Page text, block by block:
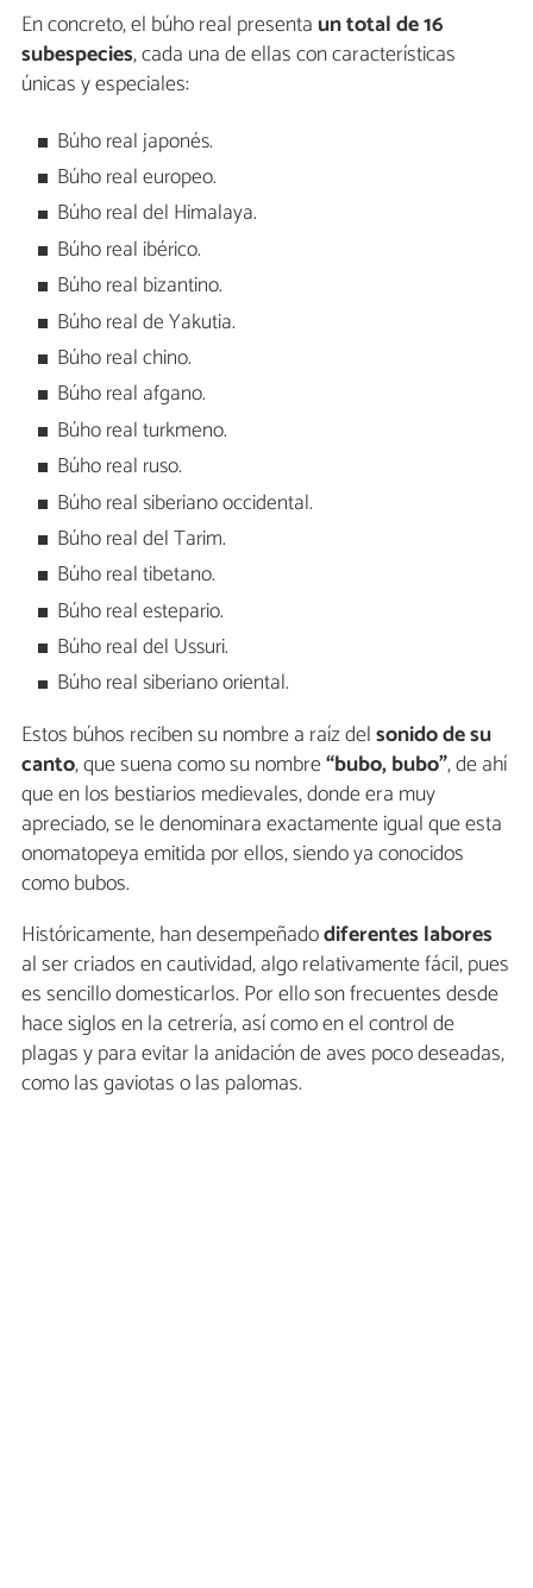
En concreto, el búho real presenta un total de 16
subespecies, cada una de ellas con características
únicas y especiales:
Búho real japonés.
Búho real europeo.
Búho real del Himalaya.
Búho real ibérico.
Búho real bizantino.
Búho real de Yakutia.
Búho real chino.
Búho real afgano.
Búho real turkmeno.
Búho real ruso.
Búho real siberiano occidental.
Búho real del Tarim.
Búho real tibetano.
Búho real estepario.
Búho real del Ussuri.
Búho real siberiano oriental.
Estos búhos reciben su nombre a raíz delsonido de su
canto, que suena como su nombre“bubo, bubo”, de ahí
que en los bestiarios medievales, donde era muy
apreciado, se le denominara exactamente igual que esta
onomatopeya emitida por ellos, siendo ya conocidos
como bubos.
Históricamente, han desempeñadodiferentes labores
al ser criados en cautividad, algo relativamente fácil, pues
es sencillo domesticarlos. Por ello son frecuentes desde
hace siglos en la cetrería, así como en el control de
plagas y para evitar la anidación de aves poco deseadas,
como las gaviotas o las palomas.